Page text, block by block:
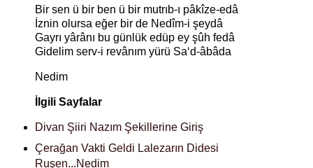
Bir sen ü bir ben ü bir mutrıb-ı pâkîze-edâ
İznin olursa eğer bir de Nedîm-i şeydâ
Gayrı yârânı bu günlük edüp ey şûh fedâ
Gidelim serv-i revânım yürü Sa‘d-âbâda
Nedim
İlgili Sayfalar
Divan Şiiri Nazım Şekillerine Giriş
Çerağan Vakti Geldi Lalezarın Didesi
Ruşen...Nedim